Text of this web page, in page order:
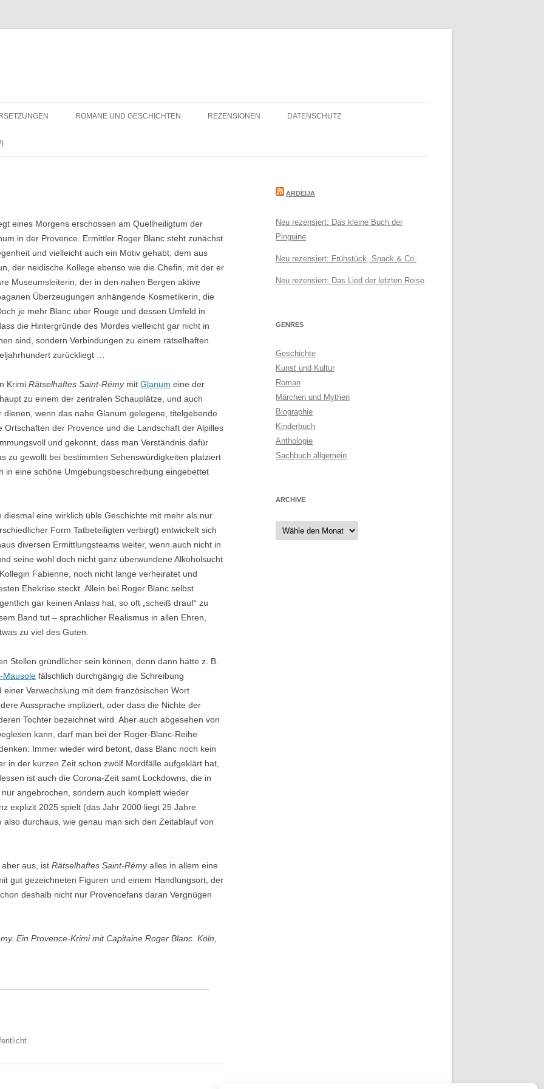
ROMANE UND GESCHICHTEN REZENSIONEN DATENSCHUTZ
eines Morgens erschossen am Quellheiligtum der
in der Provence. Ermittler Roger Blanc steht zunächst
und vielleicht auch ein Motiv gehabt, dem aus
der neidische Kollege ebenso wie die Chefin, mit der er
Museumsleiterin, der in den nahen Bergen aktive
Überzeugungen anhängende Kosmetikerin, die
je mehr Blanc über Rouge und dessen Umfeld in
die Hintergründe des Mordes vielleicht gar nicht in
sind, sondern Verbindungen zu einem rätselhaften
zurückliegt …
Krimi Rätselhaftes Saint-Rémy mit Glanum eine der
zu einem der zentralen Schauplätze, und auch
wenn das nahe Glanum gelegene, titelgebende
der Provence und die Landschaft der Alpilles
und gekonnt, dass man Verständnis dafür
zu gewollt bei bestimmten Sehenswürdigkeiten platziert
in eine schöne Umgebungsbeschreibung eingebettet
eine wirklich üble Geschichte mit mehr als nur
Form Tatbeteiligten verbirgt) entwickelt sich
diversen Ermittlungsteams weiter, wenn auch nicht in
seine wohl doch nicht ganz überwundene Alkoholsucht
Fabienne, noch nicht lange verheiratet und
Ehekrise steckt. Allein bei Roger Blanc selbst
gar keinen Anlass hat, so oft „scheiß drauf“ zu
Band tut – sprachlicher Realismus in allen Ehren,
zu viel des Guten.
Stellen gründlicher sein können, denn dann hätte z. B.
Mausole fälschlich durchgängig die Schreibung
einer Verwechslung mit dem französischen Wort
Aussprache impliziert, oder dass die Nichte der
Tochter bezeichnet wird. Aber auch abgesehen von
kann, darf man bei der Roger-Blanc-Reihe
Immer wieder wird betont, dass Blanc noch kein
in der kurzen Zeit schon zwölf Mordfälle aufgeklärt hat,
ist auch die Corona-Zeit samt Lockdowns, die in
angebrochen, sondern auch komplett wieder
explizit 2025 spielt (das Jahr 2000 liegt 25 Jahre
durchaus, wie genau man sich den Zeitablauf von
aus, ist Rätselhaftes Saint-Rémyalles in allem eine
gut gezeichneten Figuren und einem Handlungsort, der
deshalb nicht nur Provencefans daran Vergnügen
Ein Provence-Krimi mit Capitaine Roger Blanc. Köln,
ARDEIJA
Neu rezensiert: Das kleine Buch der
Pinguine
Neu rezensiert: Frühstück, Snack & Co.
Neu rezensiert: Das Lied der letzten Reise
GENRES
Geschichte
Kunst und Kultur
Roman
Märchen und Mythen
Biographie
Kinderbuch
Anthologie
Sachbuch allgemein
ARCHIVE
Archive